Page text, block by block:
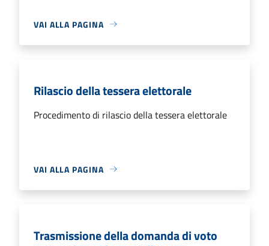
VAI ALLA PAGINA
Rilascio della tessera elettorale
Procedimento di rilascio della tessera elettorale
VAI ALLA PAGINA
Trasmissione della domanda di voto